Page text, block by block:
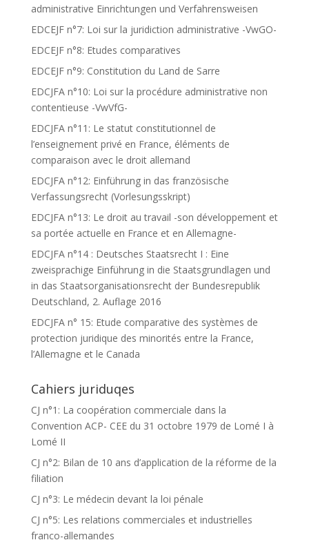
administrative Einrichtungen und Verfahrensweisen
EDCEJF n°7: Loi sur la juridiction administrative -VwGO-
EDCEJF n°8: Etudes comparatives
EDCEJF n°9: Constitution du Land de Sarre
EDCJFA n°10: Loi sur la procédure administrative non
contentieuse -VwVfG-
EDCJFA n°11: Le statut constitutionnel de
l’enseignement privé en France, éléments de
comparaison avec le droit allemand
EDCJFA n°12: Einführung in das französische
Verfassungsrecht (Vorlesungsskript)
EDCJFA n°13: Le droit au travail -son développement et
sa portée actuelle en France et en Allemagne-
EDCJFA n°14 : Deutsches Staatsrecht I : Eine
zweisprachige Einführung in die Staatsgrundlagen und
in das Staatsorganisationsrecht der Bundesrepublik
Deutschland, 2. Auflage 2016
EDCJFA n° 15: Etude comparative des systèmes de
protection juridique des minorités entre la France,
l’Allemagne et le Canada
Cahiers juriduqes
CJ n°1: La coopération commerciale dans la
Convention ACP- CEE du 31 octobre 1979 de Lomé I à
Lomé II
CJ n°2: Bilan de 10 ans d’application de la réforme de la
filiation
CJ n°3: Le médecin devant la loi pénale
CJ n°5: Les relations commerciales et industrielles
franco-allemandes